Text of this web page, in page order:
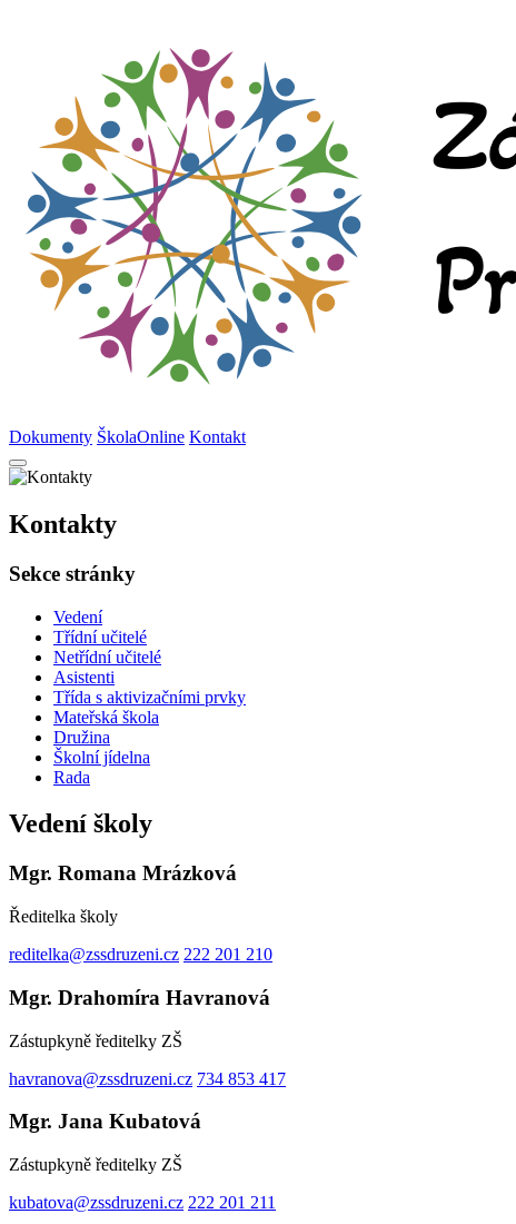
Dokumenty ŠkolaOnline Kontakt
Kontakty
Sekce stránky
Vedení
Třídní učitelé
Netřídní učitelé
Asistenti
Třída s aktivizačními prvky
Mateřská škola
Družina
Školní jídelna
Rada
Vedení školy
Mgr. Romana Mrázková
Ředitelka školy
reditelka@zssdruzeni.cz 222 201 210
Mgr. Drahomíra Havranová
Zástupkyně ředitelky ZŠ
havranova@zssdruzeni.cz 734 853 417
Mgr. Jana Kubatová
Zástupkyně ředitelky ZŠ
kubatova@zssdruzeni.cz 222 201 211